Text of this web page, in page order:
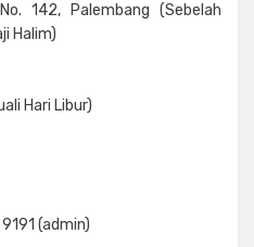
142, Palembang (Sebelah
Halim)
Hari Libur)
(admin)